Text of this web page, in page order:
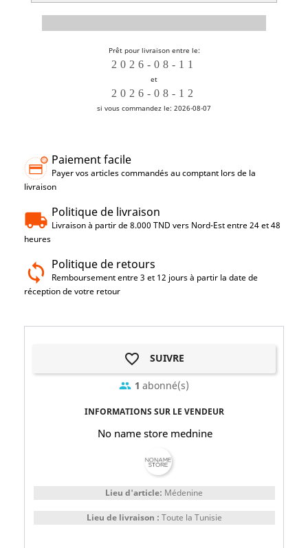
Prêt pour livraison entre le:
et
si vous commandez le: 2026-08-07
Paiement facile
Payer vos articles commandés au comptant lors de la
livraison
Politique de livraison
Livraison à partir de 8.000 TND vers Nord-Est entre 24 et 48
heures
Politique de retours
Remboursement entre 3 et 12 jours à partir la date de
réception de votre retour
favorite_border SUIVRE
group 1 abonné(s)
INFORMATIONS SUR LE VENDEUR
No name store mednine
Lieu d'article: Médenine
Lieu de livraison : Toute la Tunisie